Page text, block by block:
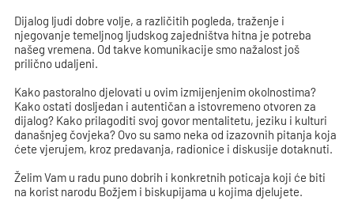
Dijalog ljudi dobre volje, a različitih pogleda, traženje i
njegovanje temeljnog ljudskog zajedništva hitna je potreba
našeg vremena. Od takve komunikacije smo nažalost još
prilično udaljeni.
Kako pastoralno djelovati u ovim izmijenjenim okolnostima?
Kako ostati dosljedan i autentičan a istovremeno otvoren za
dijalog? Kako prilagoditi svoj govor mentalitetu, jeziku i kulturi
današnjeg čovjeka? Ovo su samo neka od izazovnih pitanja koja
ćete vjerujem, kroz predavanja, radionice i diskusije dotaknuti.
Želim Vam u radu puno dobrih i konkretnih poticaja koji će biti
na korist narodu Božjem i biskupijama u kojima djelujete.